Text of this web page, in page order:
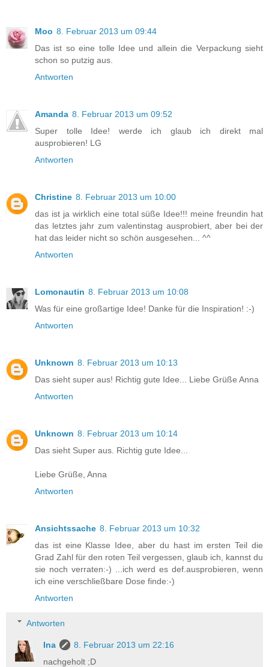
Moo 8. Februar 2013 um 09:44
Das ist so eine tolle Idee und allein die Verpackung sieht
schon so putzig aus.
Antworten
Amanda 8. Februar 2013 um 09:52
Super tolle Idee! werde ich glaub ich direkt mal
ausprobieren! LG
Antworten
Christine 8. Februar 2013 um 10:00
das ist ja wirklich eine total süße Idee!!! meine freundin hat
das letztes jahr zum valentinstag ausprobiert, aber bei der
hat das leider nicht so schön ausgesehen... ^^
Antworten
Lomonautin 8. Februar 2013 um 10:08
Was für eine großartige Idee! Danke für die Inspiration! :-)
Antworten
Unknown 8. Februar 2013 um 10:13
Das sieht super aus! Richtig gute Idee... Liebe Grüße Anna
Antworten
Unknown 8. Februar 2013 um 10:14
Das sieht Super aus. Richtig gute Idee...
Liebe Grüße, Anna
Antworten
Ansichtssache 8. Februar 2013 um 10:32
das ist eine Klasse Idee, aber du hast im ersten Teil die
Grad Zahl für den roten Teil vergessen, glaub ich, kannst du
sie noch verraten:-) ...ich werd es def.ausprobieren, wenn
ich eine verschließbare Dose finde:-)
Antworten
Antworten
Ina
8. Februar 2013 um 22:16
nachgeholt ;D